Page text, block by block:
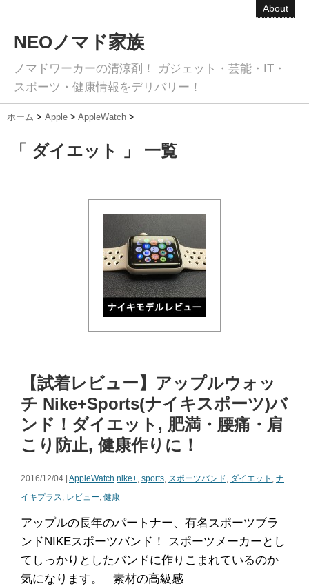
About
NEOノマド家族
ノマドワーカーの清涼剤！ ガジェット・芸能・IT・
スポーツ・健康情報をデリバリー！
ホーム > Apple > AppleWatch >
「 ダイエット 」 一覧
【試着レビュー】アップルウォッ
チ Nike+Sports(ナイキスポーツ)バ
ンド！ダイエット, 肥満・腰痛・肩
こり防止, 健康作りに！
2016/12/04 | AppleWatch nike+, sports, スポーツバンド, ダイエット , ナ
イキプラス, レビュー, 健康
アップルの長年のパートナー、有名スポーツブラ
ンドNIKEスポーツバンド！ スポーツメーカーとし
てしっかりとしたバンドに作りこまれているのか
気になります。 素材の高級感